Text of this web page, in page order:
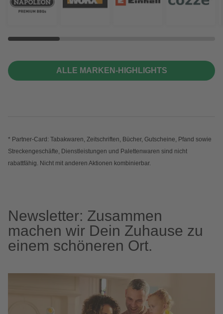
ALLE MARKEN-HIGHLIGHTS
* Partner-Card: Tabakwaren, Zeitschriften, Bücher, Gutscheine, Pfand sowie
Streckengeschäfte, Dienstleistungen und Palettenwaren sind nicht
rabattfähig. Nicht mit anderen Aktionen kombinierbar.
Newsletter: Zusammen
machen wir Dein Zuhause zu
einem schöneren Ort.